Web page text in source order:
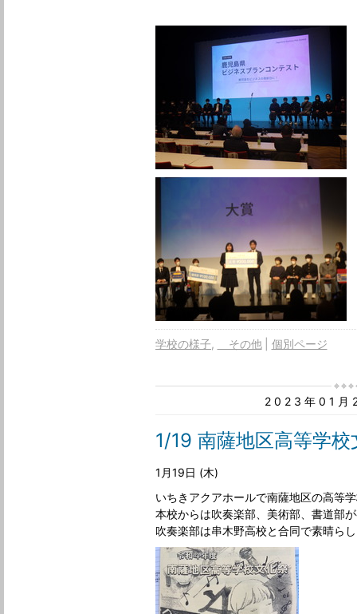
学校の様子 その他 個別ページ
2023年01月
1/19 南薩地区高等学校
1月19日 (木)
いちきアクアホールで南薩地区の高等
本校からは吹奏楽部、美術部、書道部
吹奏楽部は串木野高校と合同で素晴ら